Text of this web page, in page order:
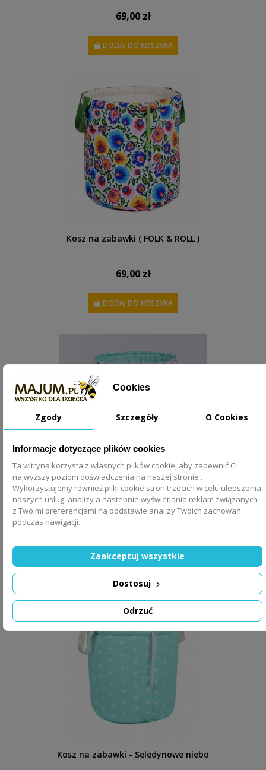
69,00 zł
DODAJ DO KOSZYKA
Kosz na zabawki ( FOLK & ROLL )
69,00 zł
DODAJ DO KOSZYKA
Kosz na zabawki ( Miętowa drzemka )
DODAJ DO KOSZYKA
Kosz na zabawki - Seledynowe niebo
Cookies
Zgody Szczegóły O Cookies
Informacje dotyczące plików cookies
Ta witryna korzysta z własnych plików cookie, aby zapewnić Ci
najwyższy poziom doświadczenia na naszej stronie .
Wykorzystujemy również pliki cookie stron trzecich w celu ulepszenia
naszych usług, analizy a nastepnie wyświetlania reklam związanych
z Twoimi preferencjami na podstawie analizy Twoich zachowań
podczas nawigacji.
Odrzuć
Dostosuj
Zaakceptuj wszystkie